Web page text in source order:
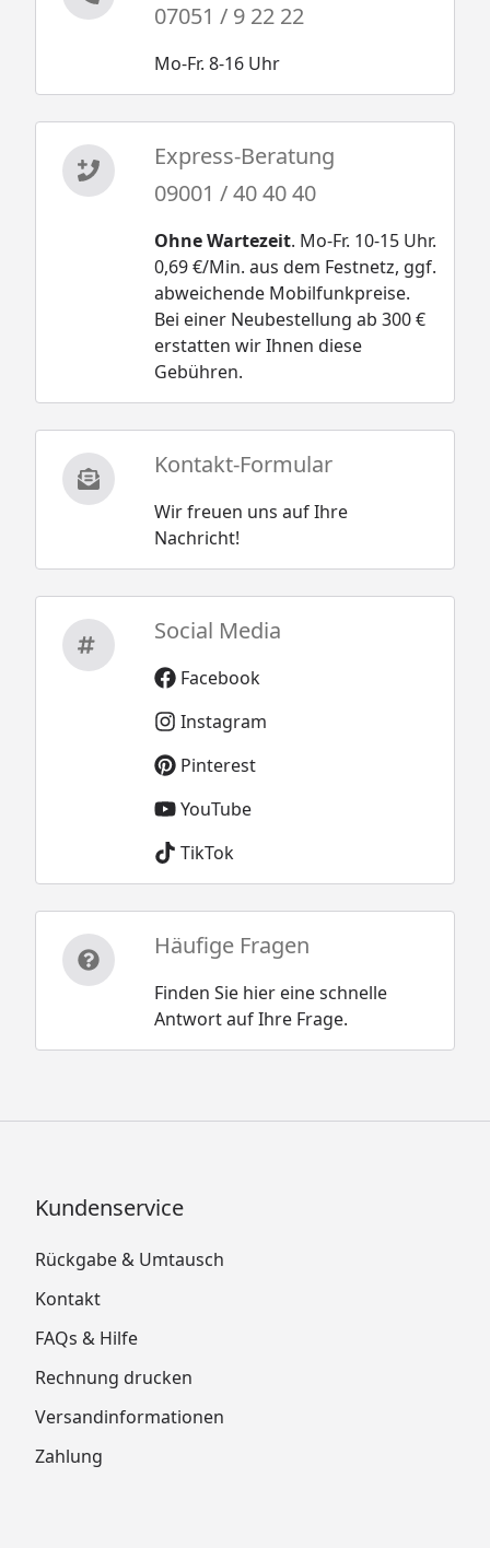
07051 / 9 22 22
Mo-Fr. 8-16 Uhr
Express-Beratung
09001 / 40 40 40
Ohne Wartezeit. Mo-Fr. 10-15 Uhr.
0,69 €/Min. aus dem Festnetz, ggf.
abweichende Mobilfunkpreise.
Bei einer Neubestellung ab 300 €
erstatten wir Ihnen diese
Gebühren.
Kontakt-Formular
Wir freuen uns auf Ihre
Nachricht!
Social Media
Facebook
Instagram
Pinterest
YouTube
TikTok
Häufige Fragen
Finden Sie hier eine schnelle
Antwort auf Ihre Frage.
Kundenservice
Rückgabe & Umtausch
Kontakt
FAQs & Hilfe
Rechnung drucken
Versandinformationen
Zahlung